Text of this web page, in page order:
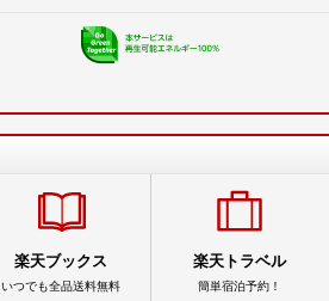
楽天ブックス
いつでも全品送料無料
楽天トラベル
簡単宿泊予約！